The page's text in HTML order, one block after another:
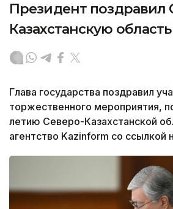
Президент поздравил
Казахстанскую
Глава государства поздравил
торжественного мероприятия,
летию Северо-Казахстанской
агентство Kazinform со ссылкой